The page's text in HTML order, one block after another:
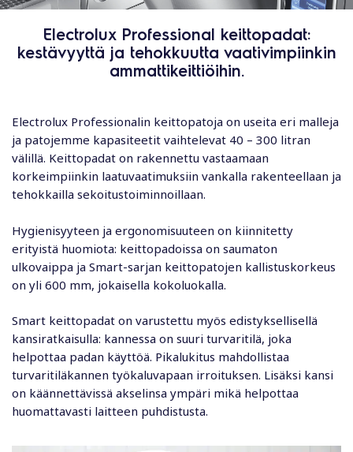
Electrolux Professional keittopadat:
kestävyyttä ja tehokkuutta vaativimpiinkin
ammattikeittiöihin.
Electrolux Professionalin keittopatoja on useita eri malleja
ja patojemme kapasiteetit vaihtelevat 40 – 300 litran
välillä. Keittopadat on rakennettu vastaamaan
korkeimpiinkin laatuvaatimuksiin vankalla rakenteellaan ja
tehokkailla sekoitustoiminnoillaan.
Hygienisyyteen ja ergonomisuuteen on kiinnitetty
erityistä huomiota: keittopadoissa on saumaton
ulkovaippa ja Smart-sarjan keittopatojen kallistuskorkeus
on yli 600 mm, jokaisella kokoluokalla.
Smart keittopadat on varustettu myös edistyksellisellä
kansiratkaisulla: kannessa on suuri turvaritilä, joka
helpottaa padan käyttöä. Pikalukitus mahdollistaa
turvaritiläkannen työkaluvapaan irroituksen. Lisäksi kansi
on käännettävissä akselinsa ympäri mikä helpottaa
huomattavasti laitteen puhdistusta.